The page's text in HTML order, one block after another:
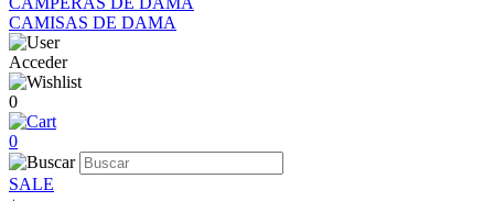
CAMISAS DE DAMA
Acceder
0
0
SALE